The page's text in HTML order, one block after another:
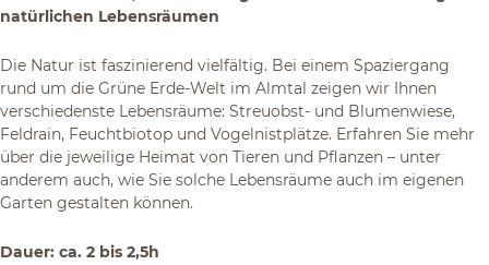
natürlichen Lebensräumen
Die Natur ist faszinierend vielfältig. Bei einem Spaziergang
rund um die Grüne Erde-Welt im Almtal zeigen wir Ihnen
verschiedenste Lebensräume: Streuobst- und Blumenwiese,
Feldrain, Feuchtbiotop und Vogelnistplätze. Erfahren Sie mehr
über die jeweilige Heimat von Tieren und Pflanzen – unter
anderem auch, wie Sie solche Lebensräume auch im eigenen
Garten gestalten können.
Dauer: ca. 2 bis 2,5h